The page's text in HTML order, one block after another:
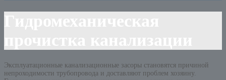
Эксплуатационные канализационные засоры становятся причиной
непроходимости трубопровода и доставляют проблем хозяину.